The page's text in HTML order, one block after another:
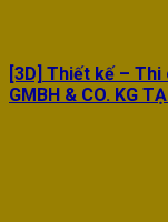
[3D] Thiết kế – Thi
GMBH & CO. KG